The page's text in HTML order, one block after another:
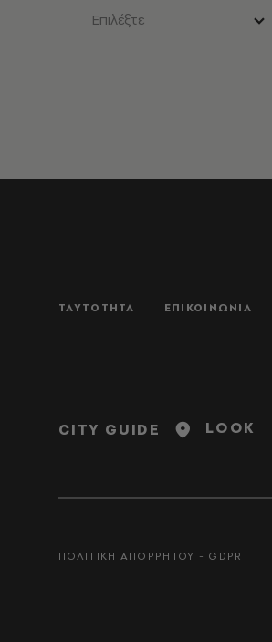
Επιλέξτε
ΤΑΥΤΟΤΗΤΑ ΕΠΙΚΟΙΝΩΝΙΑ
CITY GUIDE LOOK
ΠΟΛΙΤΙΚΗ ΑΠΟΡΡΗΤΟΥ - GDPR